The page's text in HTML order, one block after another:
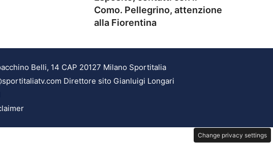
Como. Pellegrino, attenzione
alla Fiorentina
Belli, 14 CAP 20127 Milano Sportitalia
Direttore sito Gianluigi Longari
Change privacy settings